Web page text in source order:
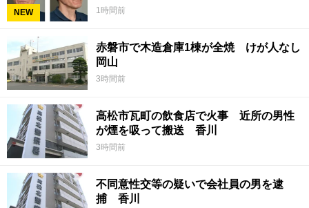
NEW 1時間前
赤磐市で木造倉庫1棟が全焼 けが人なし
岡山
3時間前
高松市瓦町の飲食店で火事 近所の男性
が煙を吸って搬送 香川
3時間前
不同意性交等の疑いで会社員の男を逮
捕 香川